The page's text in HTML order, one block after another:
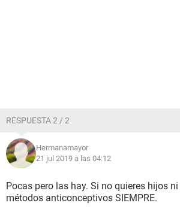
RESPUESTA 2 / 2
Hermanamayor
21 jul 2019 a las 04:12
Pocas pero las hay. Si no quieres hijos
métodos anticonceptivos SIEMPRE.